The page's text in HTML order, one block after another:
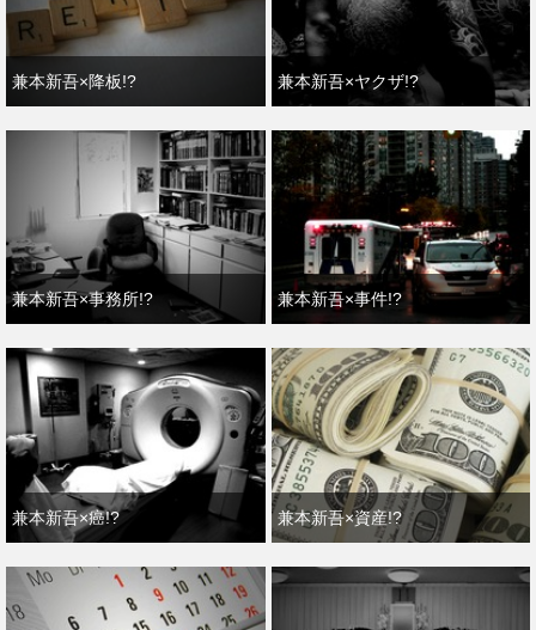
兼本新吾×降板!? 兼本新吾×ヤクザ!?
兼本新吾×事務所!? 兼本新吾×事件!?
兼本新吾×癌!? 兼本新吾×資産!?